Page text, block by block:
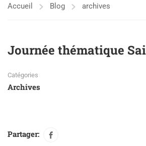
Accueil Blog archives
Journée thématique
Catégories
Archives
Partager: